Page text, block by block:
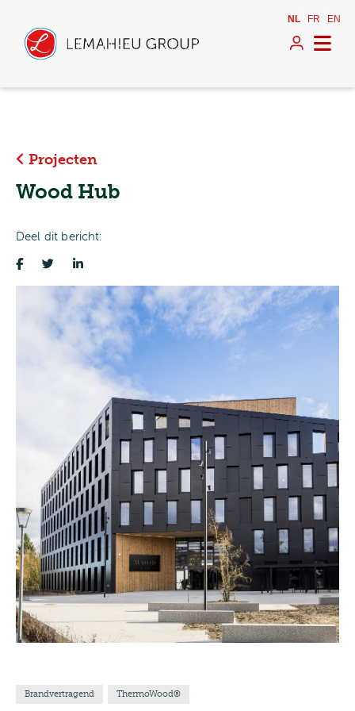
NL FR EN
Projecten
Wood Hub
Deel dit bericht:
Brandvertragend ThermoWood®